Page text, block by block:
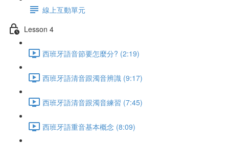
線上互動單元
Lesson 4
西班牙語音節要怎麼分? (2:19)
西班牙語清音跟濁音辨識 (9:17)
西班牙語清音跟濁音練習 (7:45)
西班牙語重音基本概念 (8:09)